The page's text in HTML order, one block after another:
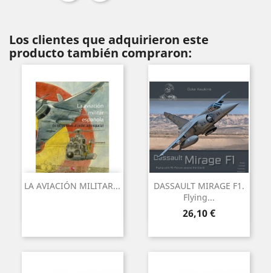
Los clientes que adquirieron este
producto también compraron:
LA AVIACIÓN MILITAR...
DASSAULT MIRAGE F1.
Flying...
Precio
26,10 €